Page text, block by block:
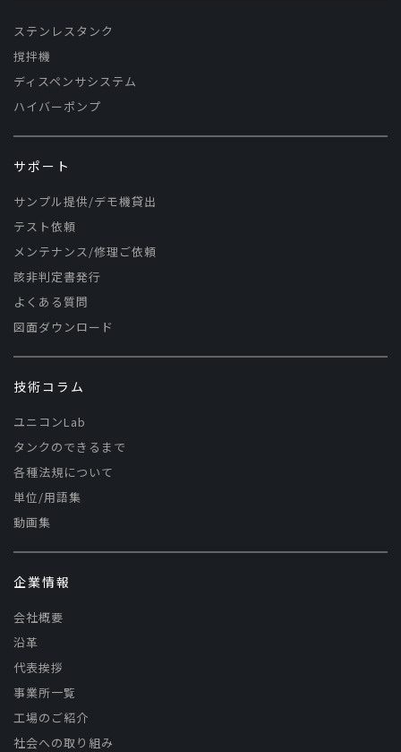
ステンレスタンク
撹拌機
ディスペンサシステム
ハイバーポンプ
サポート
サンプル提供/デモ機貸出
テスト依頼
メンテナンス/修理ご依頼
該非判定書発行
よくある質問
図面ダウンロード
技術コラム
ユニコンLab
タンクのできるまで
各種法規について
単位/用語集
動画集
企業情報
会社概要
沿革
代表挨拶
事業所一覧
工場のご紹介
社会への取り組み